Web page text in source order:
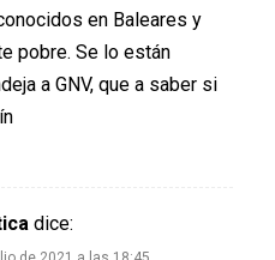
en Baleares y
pobre. Se lo están
a GNV, que a saber si
dice: